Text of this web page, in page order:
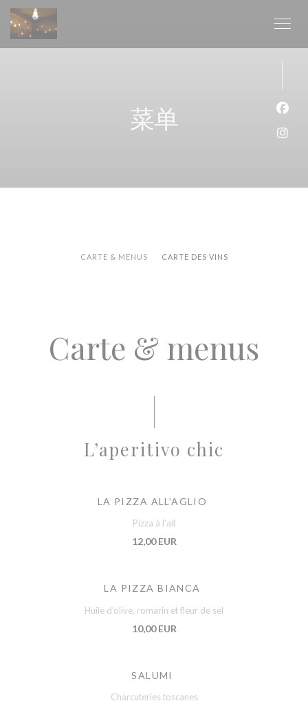
Cookie管理面板
菜单
CARTE & MENUS CARTE DES VINS
Carte & menus
L’aperitivo chic
LA PIZZA ALL’AGLIO
Pizza à l’ail
12,00 EUR
LA PIZZA BIANCA
Huile d’olive, romarin et fleur de sel
10,00 EUR
SALUMI
Charcuteries toscanes